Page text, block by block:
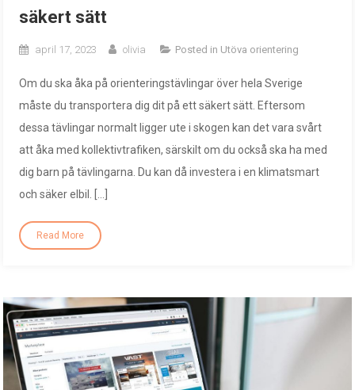
säkert sätt
april 17, 2023 olivia Posted in Utöva orientering
Om du ska åka på orienteringstävlingar över hela Sverige
måste du transportera dig dit på ett säkert sätt. Eftersom
dessa tävlingar normalt ligger ute i skogen kan det vara svårt
att åka med kollektivtrafiken, särskilt om du också ska ha med
dig barn på tävlingarna. Du kan då investera i en klimatsmart
och säker elbil. […]
Read More